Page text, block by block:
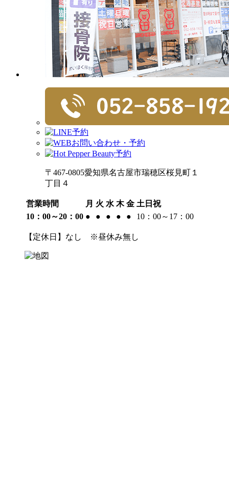
〒467-0805愛知県名古屋市瑞穂区桜見町１
丁目４
営業時間 月 火 水 木 金 土日祝
10：00～20：00 ● ● ● ● ● 10：00～17：00
【定休日】なし ※昼休み無し